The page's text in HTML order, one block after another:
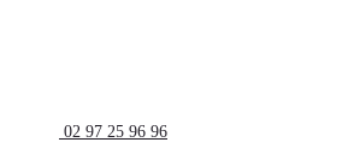
02 97 25 96 96